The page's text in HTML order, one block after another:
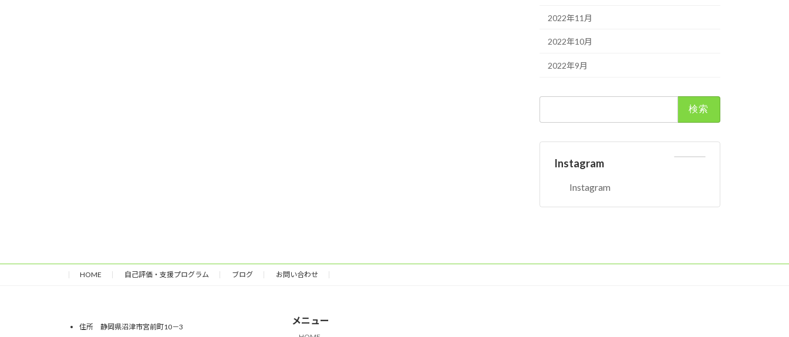
2022年11月
2022年10月
2022年9月
Instagram
Instagram
HOME 自己評価・支援プログラム ブログ お問い合わせ
住所 静岡県沼津市宮前町10－3
メニュー